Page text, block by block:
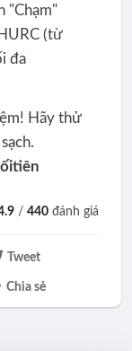
"Chạm"
(từ
đa
Hãy thử
/440 đánh giá
Tweet
Chia sẻ